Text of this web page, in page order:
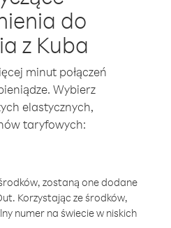
do
z Kuba
minut połączeń
Wybierz
elastycznych,
taryfowych:
zostaną one dodane
Korzystając ze środków,
numer na świecie w niskich